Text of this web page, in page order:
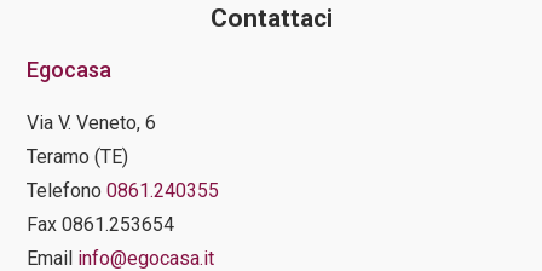
Contattaci
Egocasa
Via V. Veneto, 6
Teramo (TE)
Telefono 0861.240355
Fax 0861.253654
Email info@egocasa.it